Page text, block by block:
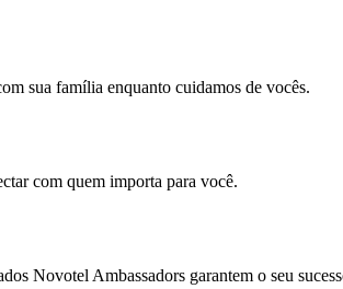
sua família enquanto cuidamos de vocês.
com quem importa para você.
Novotel Ambassadors garantem o seu